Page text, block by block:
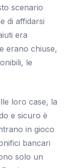
scenario
di affidarsi
era
erano chiuse,
le
loro case, la
e sicuro è
in gioco
bancari
solo un